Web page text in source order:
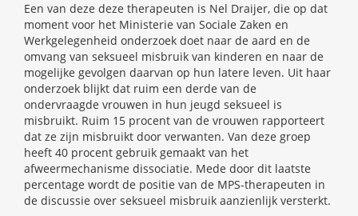
Een van deze deze therapeuten is Nel Draijer, die op dat
moment voor het Ministerie van Sociale Zaken en
Werkgelegenheid onderzoek doet naar de aard en de
omvang van seksueel misbruik van kinderen en naar de
mogelijke gevolgen daarvan op hun latere leven. Uit haar
onderzoek blijkt dat ruim een derde van de
ondervraagde vrouwen in hun jeugd seksueel is
misbruikt. Ruim 15 procent van de vrouwen rapporteert
dat ze zijn misbruikt door verwanten. Van deze groep
heeft 40 procent gebruik gemaakt van het
afweermechanisme dissociatie. Mede door dit laatste
percentage wordt de positie van de MPS-therapeuten in
de discussie over seksueel misbruik aanzienlijk versterkt.